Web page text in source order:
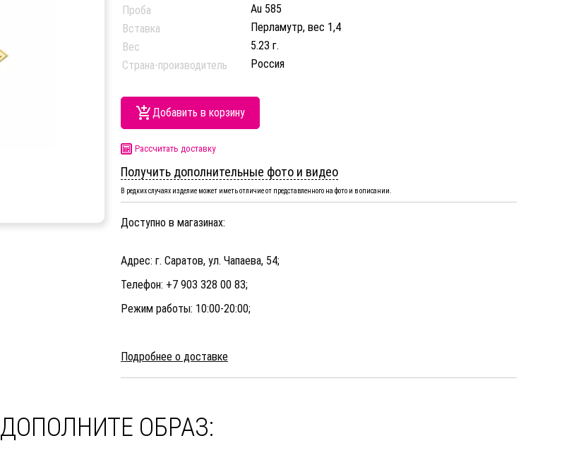
Проба
Au 585
Вставка
Перламутр, вес 1,4
Вес
5.23 г.
Страна-производитель
Россия
Добавить в корзину
Рассчитать доставку
Получить дополнительные фото и видео
В редких случаях изделие может иметь отличие от представленного на фото и в описании.
Доступно в магазинах:
Адрес: г. Саратов, ул. Чапаева, 54;
Телефон: +7 903 328 00 83;
Режим работы: 10:00-20:00;
Подробнее о доставке
ДОПОЛНИТЕ ОБРАЗ: